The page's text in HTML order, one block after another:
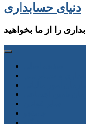
دنیای حسابداری